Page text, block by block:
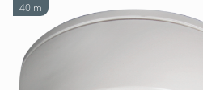
40 m